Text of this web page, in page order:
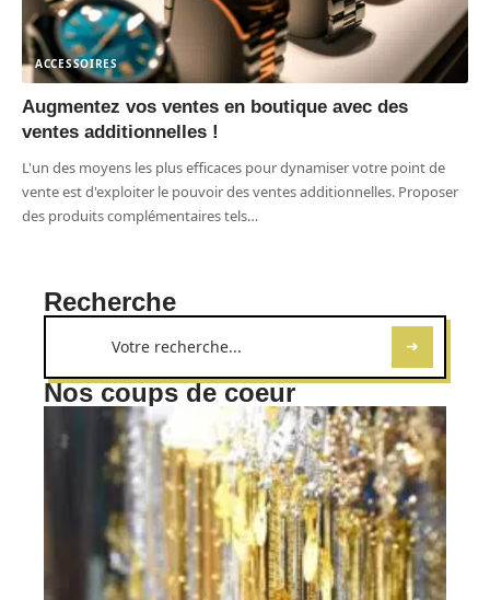
ACCESSOIRES
Augmentez vos ventes en boutique avec des
ventes additionnelles !
L'un des moyens les plus efficaces pour dynamiser votre point de
vente est d'exploiter le pouvoir des ventes additionnelles. Proposer
des produits complémentaires tels…
Recherche
Nos coups de coeur